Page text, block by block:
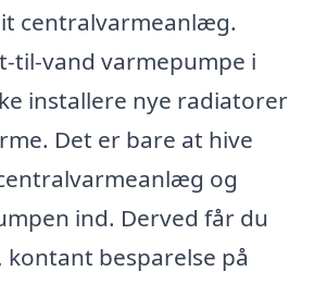
centralvarmeanlæg.
til-vand varmepumpe i
installere nye radiatorer
Det er bare at hive
og
ind. Derved får du
kontant besparelse på